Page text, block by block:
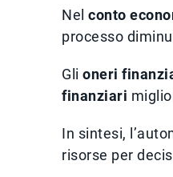
Nel conto
processo
Gli oneri
finanziari
In sintesi,
risorse per